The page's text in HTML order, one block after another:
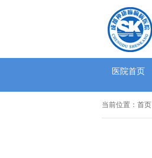
医院首页
当前位置： 首页